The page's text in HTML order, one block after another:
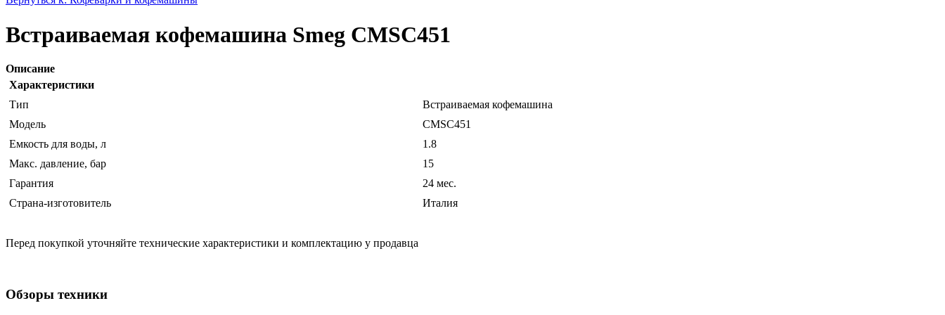
Встраиваемая кофемашина Smeg CMSC451
Описание
Характеристики
Тип
Встраиваемая кофемашина
Модель
CMSC451
Емкость для воды, л
1.8
Макс. давление, бар
15
Гарантия
24 мес.
Страна-изготовитель
Италия
Перед покупкой уточняйте технические характеристики и комплектацию у продавца
Обзоры техники